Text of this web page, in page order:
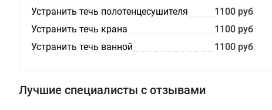
Устранить течь полотенцесушителя
1100 руб
Устранить течь крана
1100 руб
Устранить течь ванной
1100 руб
Лучшие специалисты с отзывами